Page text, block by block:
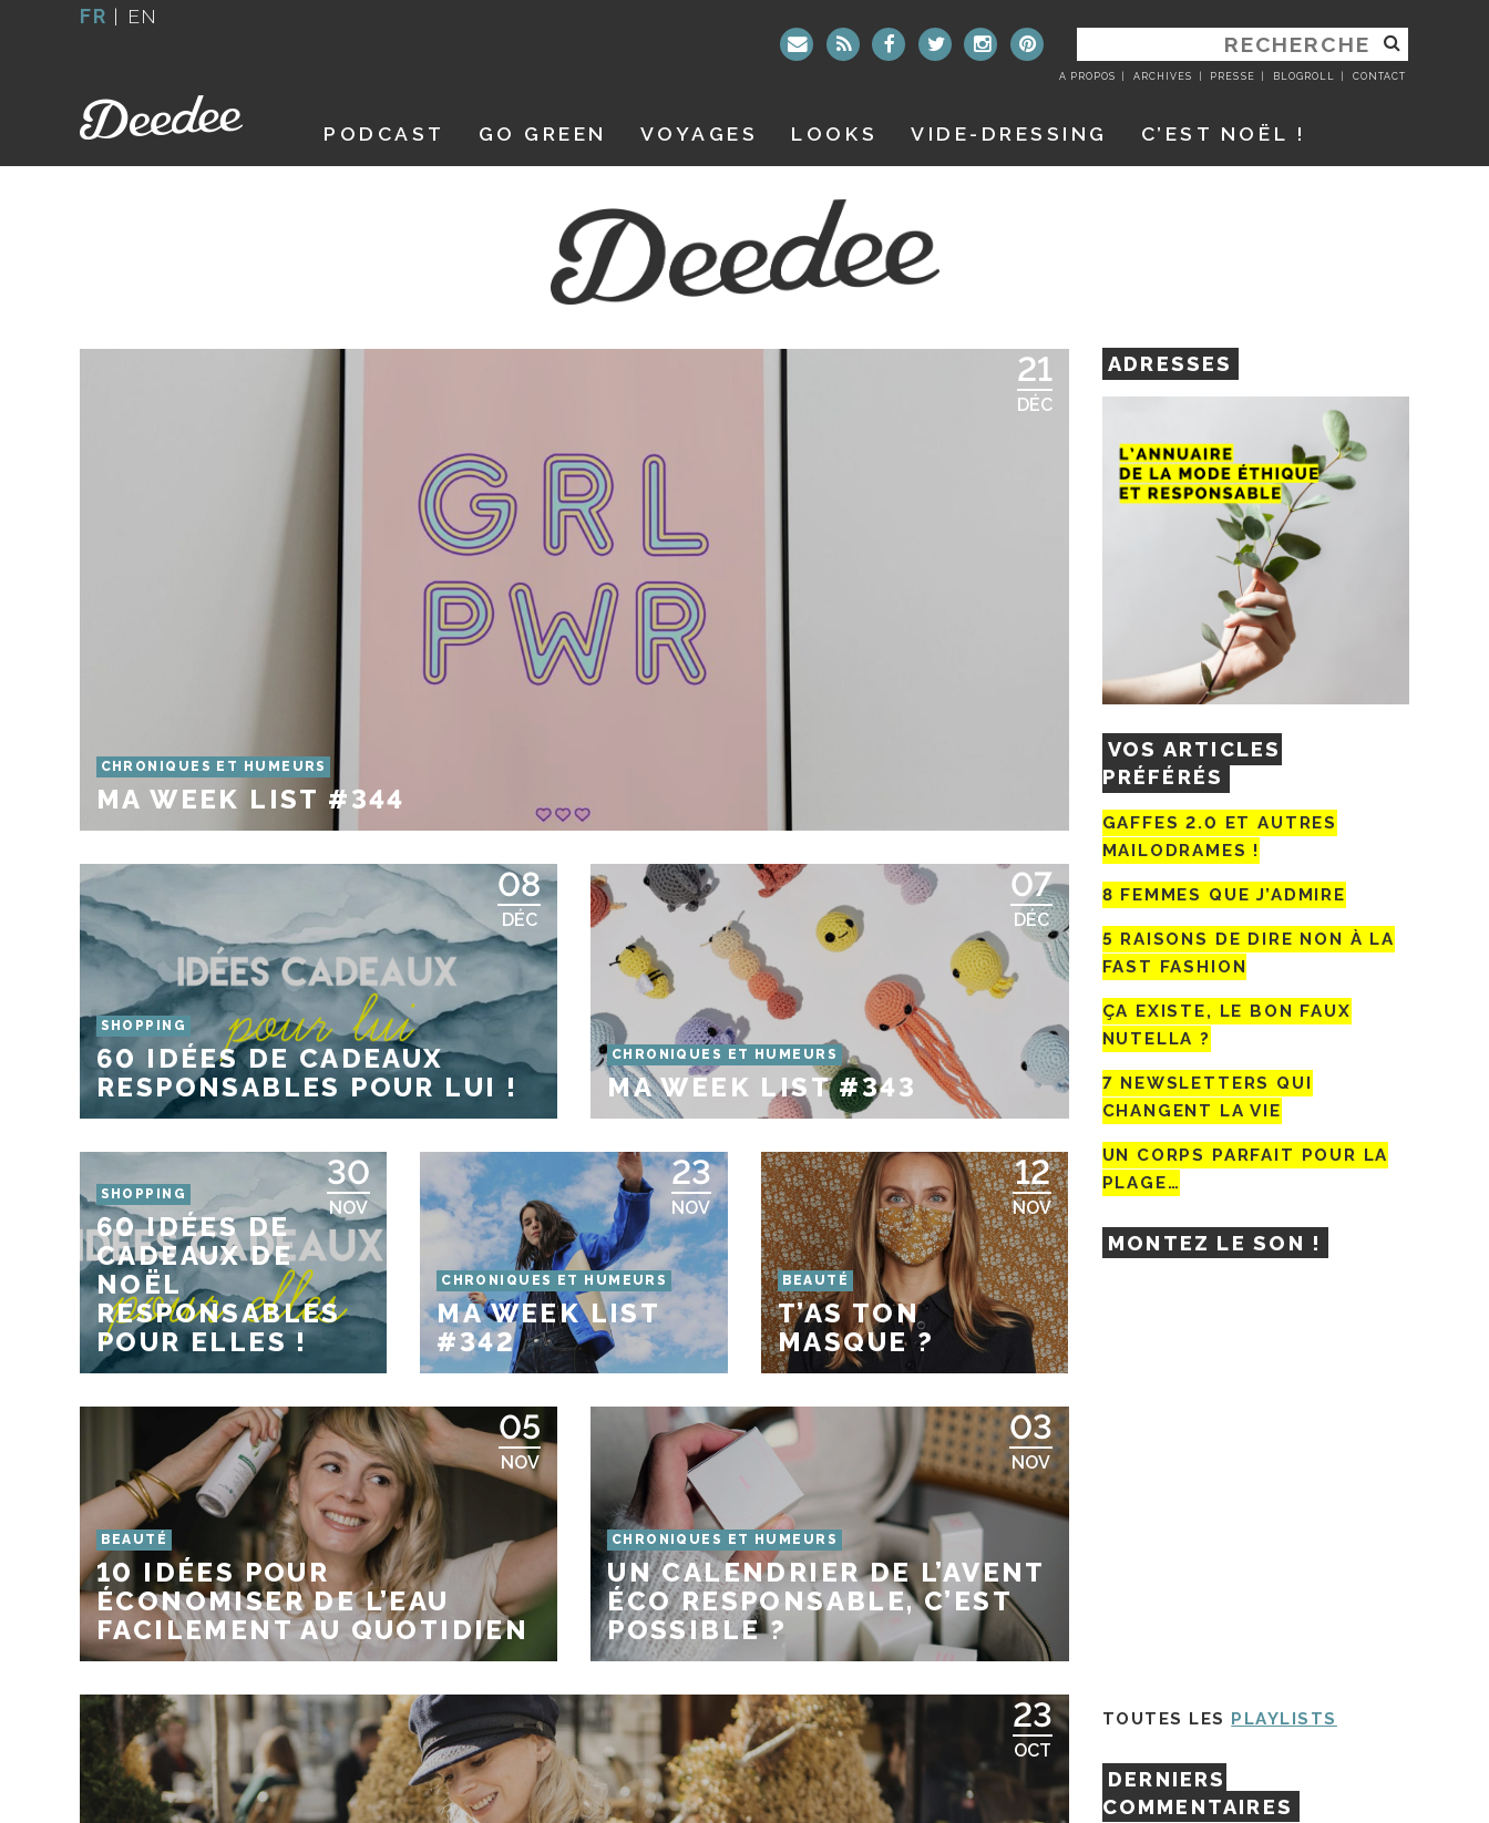
FR | EN
RECHERCHER
:
A PROPOS ARCHIVES PRESSE BLOGROLL CONTACT
PODCAST GO GREEN VOYAGES LOOKS VIDE-DRESSING C’EST NOËL !
21
DÉC
CHRONIQUES ET HUMEURS
MA WEEK LIST #344
08
DÉC
SHOPPING
60 IDÉES DE CADEAUX
RESPONSABLES POUR LUI !
07
DÉC
CHRONIQUES ET HUMEURS
MA WEEK LIST #343
30
NOV
SHOPPING
60 IDÉES DE
CADEAUX DE
NOËL
RESPONSABLES
POUR ELLES !
23
NOV
CHRONIQUES ET HUMEURS
MA WEEK LIST
#342
12
NOV
BEAUTÉ
T’AS TON
MASQUE ?
05
NOV
BEAUTÉ
10 IDÉES POUR
ÉCONOMISER DE L’EAU
FACILEMENT AU QUOTIDIEN
03
NOV
CHRONIQUES ET HUMEURS
UN CALENDRIER DE L’AVENT
ÉCO RESPONSABLE, C’EST
POSSIBLE ?
23
OCT
ADRESSES
VOS ARTICLES
PRÉFÉRÉS
GAFFES 2.0 ET AUTRES
MAILODRAMES !
8 FEMMES QUE J’ADMIRE
5 RAISONS DE DIRE NON À LA
FAST FASHION
ÇA EXISTE, LE BON FAUX
NUTELLA ?
7 NEWSLETTERS QUI
CHANGENT LA VIE
UN CORPS PARFAIT POUR LA
PLAGE…
MONTEZ LE SON !
TOUTES LES PLAYLISTS
DERNIERS
COMMENTAIRES